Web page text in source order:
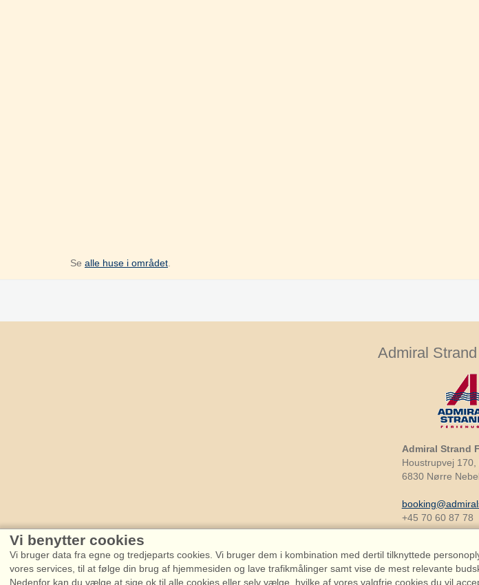
Se alle huse i området
Admiral
Admiral Strand
Houstrupvej 170,
6830 Nørre Nebel
+45 70 60 87 78
Vi benytter cookies
Vi bruger data fra egne og tredjeparts cookies. Vi bruger dem i kombination med dertil tilknyttede
vores services, til at følge din brug af hjemmesiden og lave trafikmålinger samt vise de mest relevante
Nedenfor kan du vælge at sige ok til alle cookies eller selv vælge, hvilke af vores valgfrie cookies du vil